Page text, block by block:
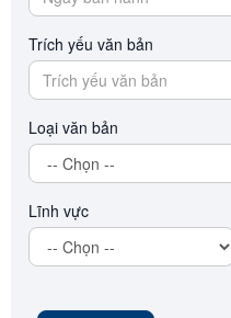
Trích yếu văn bản
Loại văn bản
Lĩnh vực